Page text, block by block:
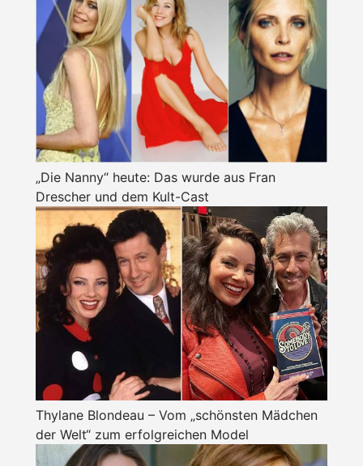
„Die Nanny“ heute: Das wurde aus Fran
Drescher und dem Kult-Cast
Thylane Blondeau – Vom „schönsten Mädchen
der Welt“ zum erfolgreichen Model